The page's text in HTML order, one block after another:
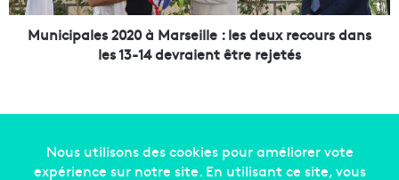
e
l
Municipales 2020 à Marseille : les deux recours dans
les 13-14 devraient être rejetés
Copyright © 2014-2022Made in Marseille. Tous droits